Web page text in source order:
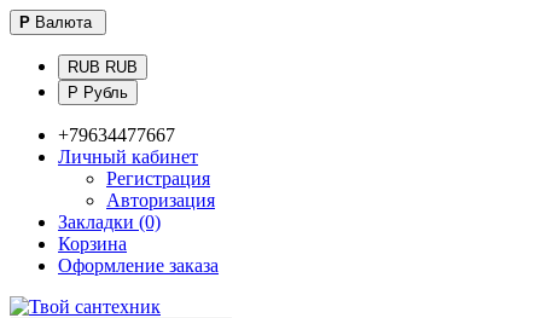
Р Валюта
RUB RUB
Р Рубль
+79634477667
Личный кабинет
Регистрация
Авторизация
Закладки (0)
Корзина
Оформление заказа